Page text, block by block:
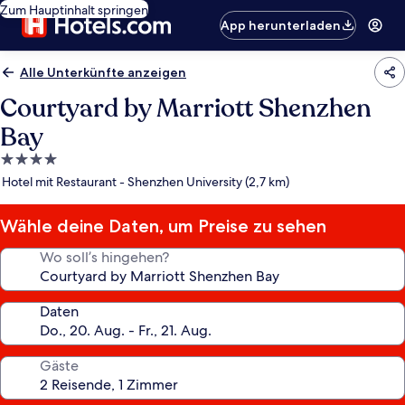
Zum Hauptinhalt springen
App herunterladen
Alle Unterkünfte anzeigen
Courtyard by Marriott Shenzhen
Bay
4.0-
Sterne-
Hotel mit Restaurant - Shenzhen University (2,7 km)
Wähle deine Daten, um Preise zu sehen
Wo soll’s hingehen?
Daten
Gäste